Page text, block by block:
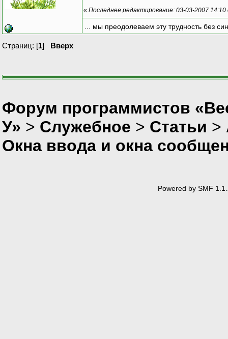
« Последнее редактирование: 03-03-2007
... мы преодолеваем эту трудность без
Страниц: [1] Вверх
Форум программистов
У» > Служебное > Статьи >
Окна ввода и окна
Powered by SMF